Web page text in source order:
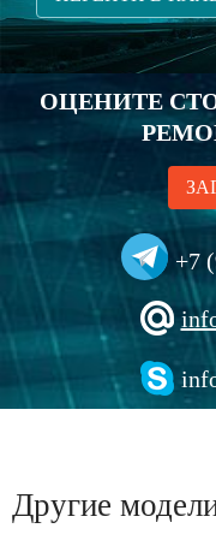
ОЦЕНИТЕ
+7
Другие